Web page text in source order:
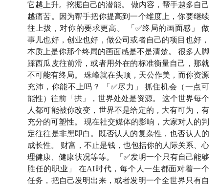
60 秒的十年之约，还启动了一个更宏大的、跨度 20 年
的项目——
《文明之旅》。从公元 1000 年开始，一期
讲一年，每周更新，讲到 1912 年为止。
听到这个计划的时候，我目瞪口呆—— 他到底在想什
么？都这样了，他为什么还要和自己死磕？他到底在和
谁较劲？是对时间的不服，还是对自己生命的一种交
代？我想知道，是什么，让一个人能在肉身的极限中，
仍然找到继续工作的理由，甚至是快乐？
也许，这期节目也许能帮我们去理解这样一位神奇的人
类样本——
当身体开始设限，时间在推着你往前，一个
人为什么还要拼命工作？又是怎样，在做事的过程中，
重新与世界达成和解？
它越上升。挖掘自己的潜能。 做内容，帮手越多自己
越痛苦。因为帮手把你提高到一个维度上，你要继续
往上拔，对你的要求更高。 「✅终局的画面感」 做
事儿也好，创业也好，做公司或者自己的项目也好，
本质上是你那个终局的画面感是不是清楚。 很多人脚
踩西瓜皮往前滑，或者用外在的标准衡量自己，那就
不可能有终局。 珠峰就在头顶，天公作美，而你资源
充沛，你能不上吗？ 「✅尽力」 抓住机会（一点可
能性）往前「拱」，世界处处是资源。 这个世界每个
人都可能被你改变，世界不是给定的，大有可为，有
充分的可塑性。 现在社交媒体的影响，大家对人的判
定往往是非黑即白。既否认人的复杂性，也否认人的
成长性。 财富，不止是钱，也包括你的人际关系、心
理健康、健康状况等等。 「✅发明一个只有自己能够
胜任的职业」 在AI时代，每个人一生都面对着一个
任务，把自己发明出来，或者发明一个全世界只有自